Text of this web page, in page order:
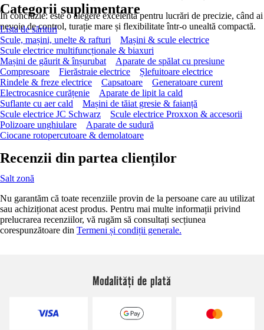
În concluzie: este o alegere excelentă pentru lucrări de precizie, când ai
nevoie de control, turație mare și flexibilitate într-o unealtă compactă.
Categorii suplimentare
Lista de sărituri
Scule, mașini, unelte & rafturi
Mașini & scule electrice
Scule electrice multifuncționale & biaxuri
Mașini de găurit & înșurubat
Aparate de spălat cu presiune
Compresoare
Fierăstraie electrice
Șlefuitoare electrice
Rindele & freze electrice
Capsatoare
Generatoare curent
Electrocasnice curățenie
Aparate de lipit la cald
Suflante cu aer cald
Mașini de tăiat gresie & faianță
Scule electrice JC Schwarz
Scule electrice Proxxon & accesorii
Polizoare unghiulare
Aparate de sudură
Ciocane rotopercutoare & demolatoare
Recenzii din partea clienților
Salt zonă
Nu garantăm că toate recenziile provin de la persoane care au utilizat
sau achiziționat acest produs. Pentru mai multe informații privind
prelucrarea recenziilor, vă rugăm să consultați secțiunea
corespunzătoare din Termeni și condiții generale.
Modalități de plată